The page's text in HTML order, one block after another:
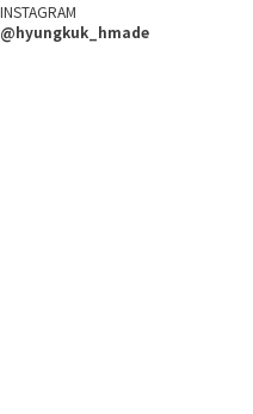
INSTAGRAM
@hyungkuk_hmade